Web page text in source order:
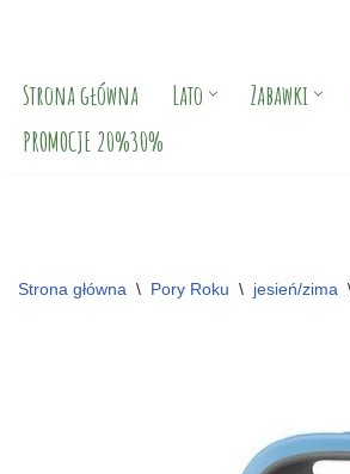
Strona główna Lato Zabawki
PROMOCJE 20%30%
Strona główna \ Pory Roku \ jesień/zima